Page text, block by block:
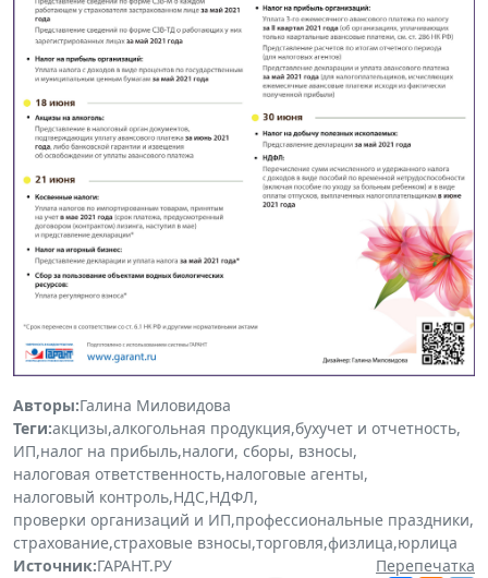
Авторы:Галина Миловидова
Теги:акцизы,алкогольная продукция,бухучет и отчетность,
ИП,налог на прибыль,налоги, сборы, взносы,
налоговая ответственность,налоговые агенты,
налоговый контроль,НДС,НДФЛ,
проверки организаций и ИП,профессиональные праздники,
страхование,страховые взносы,торговля,физлица,юрлица
Источник:ГАРАНТ.РУ
Перепечатка